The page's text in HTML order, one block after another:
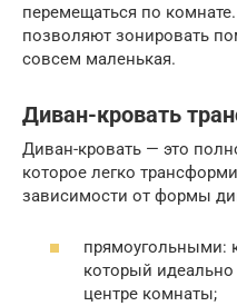
перемещаться по
позволяют зонировать
совсем маленькая.
Диван-кровать
Диван-кровать — это
которое легко
зависимости от формы
прямоугольными:
который идеально
центре комнаты;